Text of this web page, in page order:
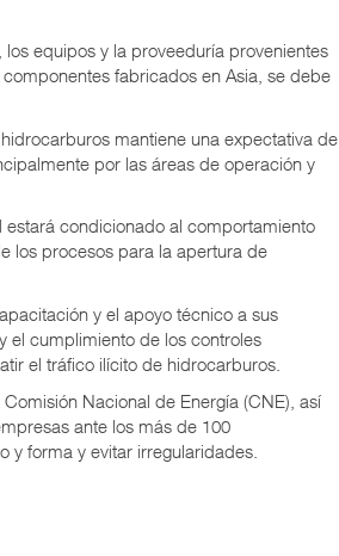
equipos y la proveeduría provenientes
fabricados en Asia, se debe
mantiene una expectativa de
por las áreas de operación y
condicionado al comportamiento
los procesos para la apertura de
y el apoyo técnico a sus
el cumplimiento de los controles
el tráfico ilícito de hidrocarburos.
Nacional de Energía (CNE), así
ante los más de 100
y forma y evitar irregularidades.